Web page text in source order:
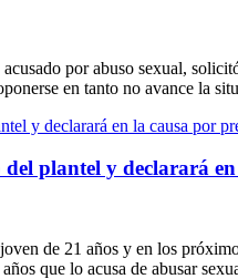
por abuso sexual,
en tanto no avance la
plantel y declarará
de 21 años y en los
que lo acusa de abusar